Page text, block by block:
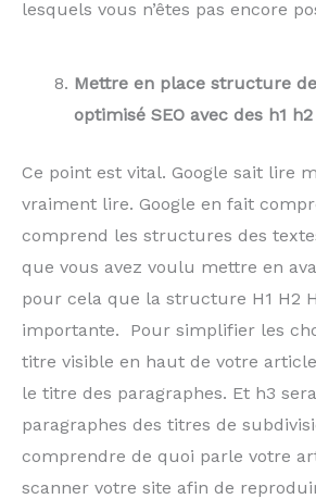
lesquels vous n’êtes pas encore
Mettre en place structure
optimisé SEO avec des h1
Ce point est vital. Google sait lire
vraiment lire. Google en fait
comprend les structures des
que vous avez voulu mettre en
pour cela que la structure H1 H2
importante. Pour simplifier les
titre visible en haut de votre
le titre des paragraphes. Et h3
paragraphes des titres de
comprendre de quoi parle votre
scanner votre site afin de